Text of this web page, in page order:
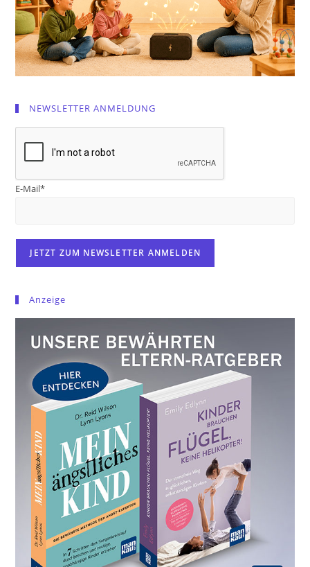
NEWSLETTER ANMELDUNG
E-Mail*
Anzeige